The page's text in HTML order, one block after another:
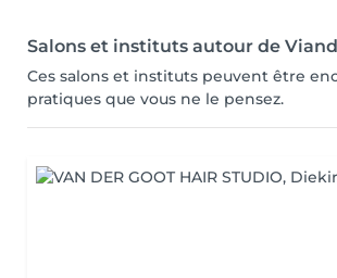
Salons et instituts autour de
Ces salons et instituts peuvent être
pratiques que vous ne le pensez.